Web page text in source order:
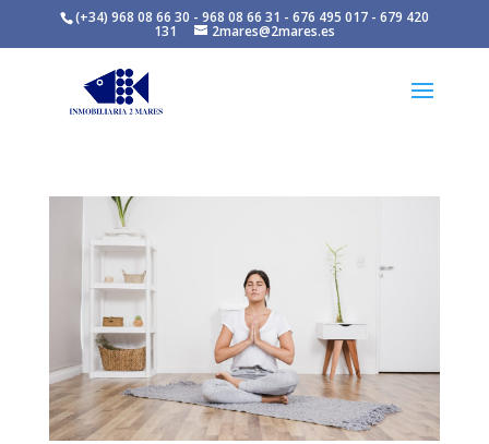
(+34) 968 08 66 30 - 968 08 66 31 - 676 495 017 - 679 420
131 2mares@2mares.es